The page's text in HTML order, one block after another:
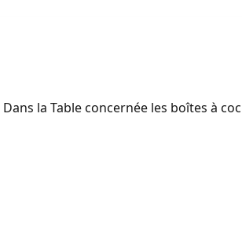
la Table concernée les boîtes à